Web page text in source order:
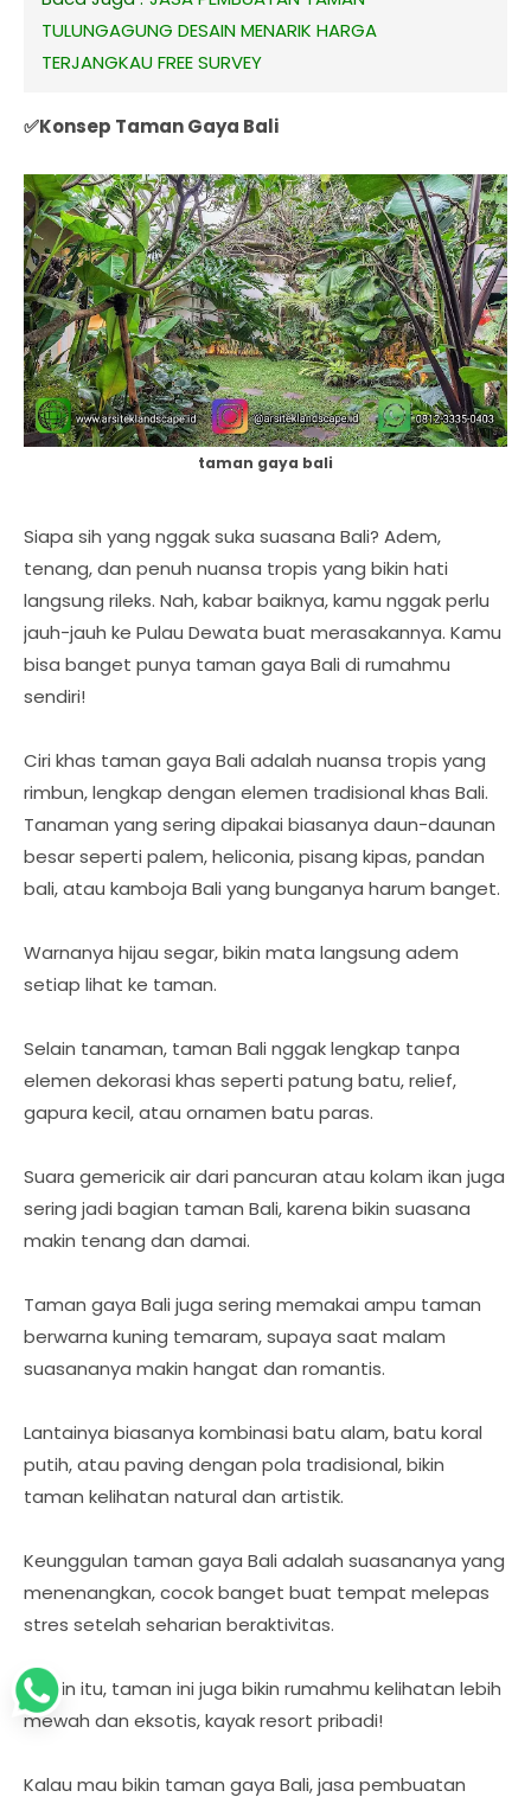
TULUNGAGUNG DESAIN MENARIK HARGA
TERJANGKAU FREE SURVEY
✅Konsep Taman Gaya Bali
taman gaya bali
Siapa sih yang nggak suka suasana Bali? Adem,
tenang, dan penuh nuansa tropis yang bikin hati
langsung rileks. Nah, kabar baiknya, kamu nggak perlu
jauh-jauh ke Pulau Dewata buat merasakannya. Kamu
bisa banget punya taman gaya Bali di rumahmu
sendiri!
Ciri khas taman gaya Bali adalah nuansa tropis yang
rimbun, lengkap dengan elemen tradisional khas Bali.
Tanaman yang sering dipakai biasanya daun-daunan
besar seperti palem, heliconia, pisang kipas, pandan
bali, atau kamboja Bali yang bunganya harum banget.
Warnanya hijau segar, bikin mata langsung adem
setiap lihat ke taman.
Selain tanaman, taman Bali nggak lengkap tanpa
elemen dekorasi khas seperti patung batu, relief,
gapura kecil, atau ornamen batu paras.
Suara gemericik air dari pancuran atau kolam ikan juga
sering jadi bagian taman Bali, karena bikin suasana
makin tenang dan damai.
Taman gaya Bali juga sering memakai ampu taman
berwarna kuning temaram, supaya saat malam
suasananya makin hangat dan romantis.
Lantainya biasanya kombinasi batu alam, batu koral
putih, atau paving dengan pola tradisional, bikin
taman kelihatan natural dan artistik.
Keunggulan taman gaya Bali adalah suasananya yang
menenangkan, cocok banget buat tempat melepas
stres setelah seharian beraktivitas.
Selain itu, taman ini juga bikin rumahmu kelihatan lebih
mewah dan eksotis, kayak resort pribadi!
Kalau mau bikin taman gaya Bali, jasa pembuatan